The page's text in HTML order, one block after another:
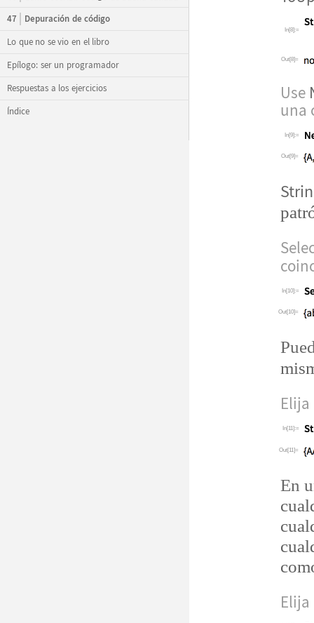
47
Depuración de código
Lo que no se vio en el libro
Epílogo: ser un programador
Respuestas a los ejercicios
Índice
In[8]:=
Out[8]=
Use
una
In[9]:=
Out[9]=
patr
In[10]:=
Out[10]=
In[11]:=
Out[11]=
En
Elija